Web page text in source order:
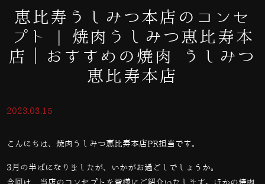
恵比寿うしみつ本店のコンセ
プト | 焼肉うしみつ恵比寿本
店｜おすすめの焼肉 うしみつ
恵比寿本店
2023.03.15
こんにちは、焼肉うしみつ恵比寿本店PR担当です。
3月の半ばになりましたが、いかがお過ごしでしょうか。